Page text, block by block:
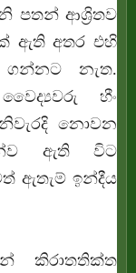
පතන් ආශ්‍රිතව
ඇති අතර එහි
ගන්නට නැත.
හීං
නොවන
ඇති විට
ඇතැම් ඉන්දීය
කිරාතතික්ත